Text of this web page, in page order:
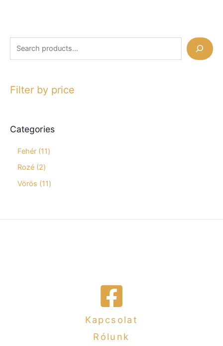
Filter by price
Categories
Fehér 11
Rozé 2
Vörös 11
Kapcsolat
Rólunk